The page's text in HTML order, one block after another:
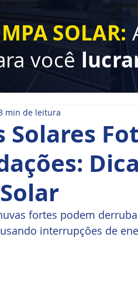
SOLAR:
você
Solares
min de leitura
fortes podem
interrupções de